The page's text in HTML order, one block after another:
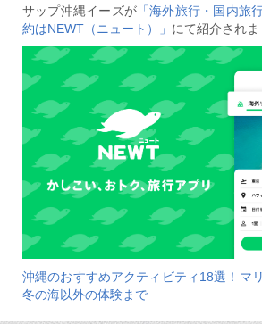
サップ沖縄イーズが 「海外旅行・国内旅
約はNEWT（ニュート）」 にて紹介されま
沖縄のおすすめアクティビティ18選！マ
冬の海以外の体験まで